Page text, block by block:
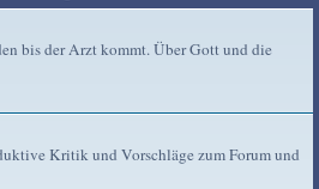
bis der Arzt kommt. Über Gott und die
Kritik und Vorschläge zum Forum und